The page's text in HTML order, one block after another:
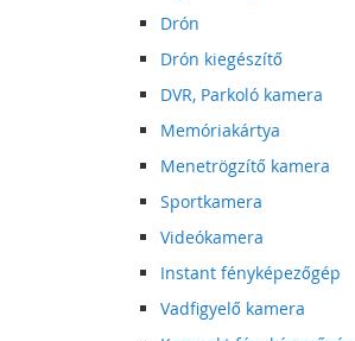
Drón
Drón kiegészítő
DVR, Parkoló kamera
Memóriakártya
Menetrögzítő kamera
Sportkamera
Videókamera
Instant fényképezőgép
Vadfigyelő kamera